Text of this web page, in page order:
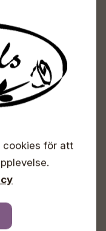
cookies för att